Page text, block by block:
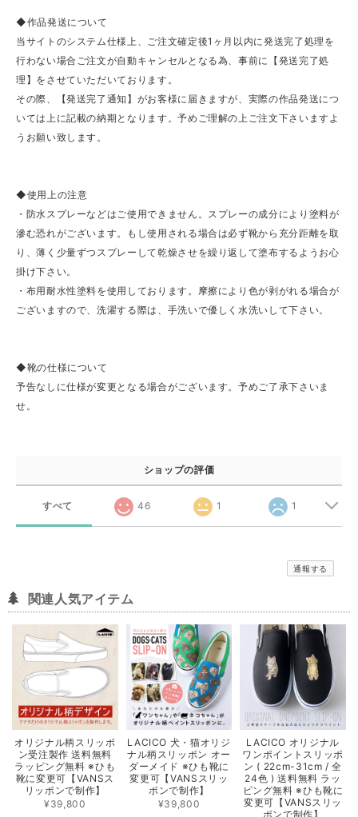
◆作品発送について
当サイトのシステム仕様上、ご注文確定後1ヶ月以内に発送完了処理を
行わない場合ご注文が自動キャンセルとなる為、事前に【発送完了処
理】をさせていただいております。
その際、【発送完了通知】がお客様に届きますが、実際の作品発送につ
いては上に記載の納期となります。予めご理解の上ご注文下さいますよ
うお願い致します。
◆使用上の注意
・防水スプレーなどはご使用できません。スプレーの成分により塗料が
滲む恐れがございます。もし使用される場合は必ず靴から充分距離を取
り、薄く少量ずつスプレーして乾燥させを繰り返して塗布するようお心
掛け下さい。
・布用耐水性塗料を使用しております。摩擦により色が剥がれる場合が
ございますので、洗濯する際は、手洗いで優しく水洗いして下さい。
◆靴の仕様について
予告なしに仕様が変更となる場合がございます。予めご了承下さいま
せ。
ショップの評価
すべて 46 1 1
通報する
関連人気アイテム
オリジナル柄スリッポ
ン受注製作 送料無料
ラッピング無料 ※ひも
靴に変更可【VANSス
リッポンで制作】
¥39,800
LACICO 犬・猫オリジ
ナル柄スリッポン オー
ダーメイド ※ひも靴に
変更可【VANSスリッ
ポンで制作】
¥39,800
LACICO オリジナル
ワンポイントスリッポ
ン ( 22cm-31cm / 全
24色 ) 送料無料 ラッ
ピング無料 ※ひも靴に
変更可【VANSスリッ
ポンで制作】